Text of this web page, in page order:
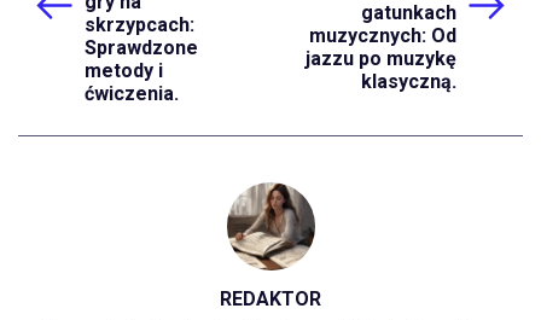
skrzypcach:
Sprawdzone
metody i
ćwiczenia.
gatunkach
muzycznych: Od
jazzu po muzykę
klasyczną.
REDAKTOR